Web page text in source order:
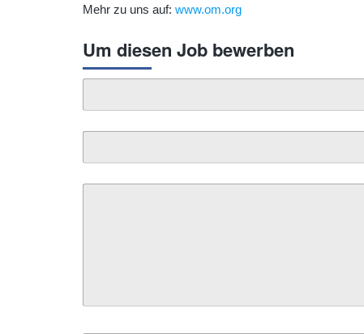
Mehr zu uns auf: www.om.org
Um diesen Job bewerben